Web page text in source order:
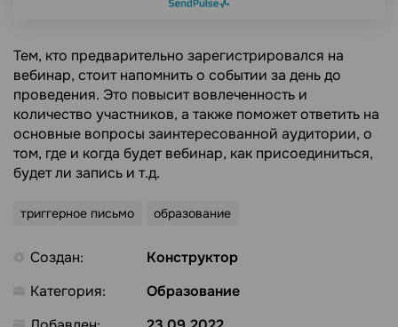
Тем, кто предварительно зарегистрировался на
вебинар, стоит напомнить о событии за день до
проведения. Это повысит вовлеченность и
количество участников, а также поможет ответить на
основные вопросы заинтересованной аудитории, о
том, где и когда будет вебинар, как присоединиться,
будет ли запись и т.д.
триггерное письмо образование
Создан:
Конструктор
Категория:
Образование